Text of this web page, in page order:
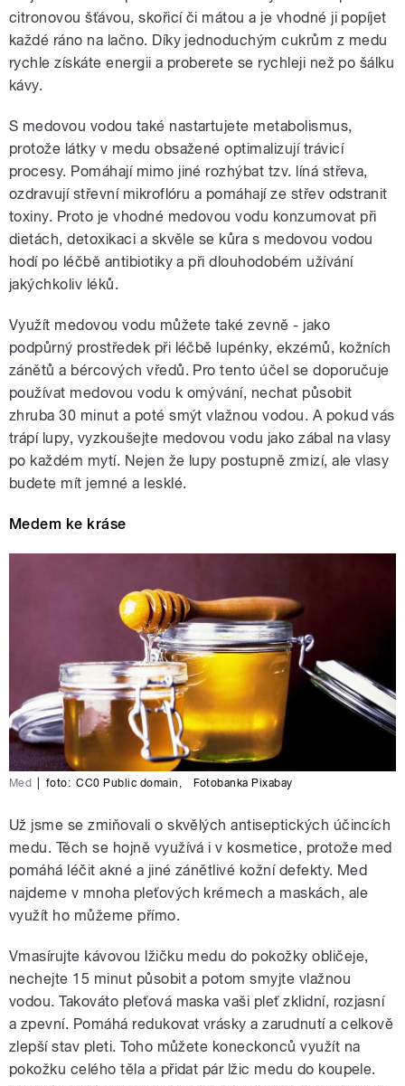
citronovou šťávou, skořicí či mátou a je vhodné ji popíjet
každé ráno na lačno. Díky jednoduchým cukrům z medu
rychle získáte energii a proberete se rychleji než po šálku
kávy.
S medovou vodou také nastartujete metabolismus,
protože látky v medu obsažené optimalizují trávicí
procesy. Pomáhají mimo jiné rozhýbat tzv. líná střeva,
ozdravují střevní mikroflóru a pomáhají ze střev odstranit
toxiny. Proto je vhodné medovou vodu konzumovat při
dietách, detoxikaci a skvěle se kůra s medovou vodou
hodí po léčbě antibiotiky a při dlouhodobém užívání
jakýchkoliv léků.
Využít medovou vodu můžete také zevně - jako
podpůrný prostředek při léčbě lupénky, ekzémů, kožních
zánětů a bércových vředů. Pro tento účel se doporučuje
používat medovou vodu k omývání, nechat působit
zhruba 30 minut a poté smýt vlažnou vodou. A pokud vás
trápí lupy, vyzkoušejte medovou vodu jako zábal na vlasy
po každém mytí. Nejen že lupy postupně zmizí, ale vlasy
budete mít jemné a lesklé.
Medem ke kráse
Med foto: CC0 Public domain Fotobanka Pixabay
Už jsme se zmiňovali o skvělých antiseptických účincích
medu. Těch se hojně využívá i v kosmetice, protože med
pomáhá léčit akné a jiné zánětlivé kožní defekty. Med
najdeme v mnoha pleťových krémech a maskách, ale
využít ho můžeme přímo.
Vmasírujte kávovou lžičku medu do pokožky obličeje,
nechejte 15 minut působit a potom smyjte vlažnou
vodou. Takováto pleťová maska vaši pleť zklidní, rozjasní
a zpevní. Pomáhá redukovat vrásky a zarudnutí a celkově
zlepší stav pleti. Toho můžete koneckonců využít na
pokožku celého těla a přidat pár lžic medu do koupele.